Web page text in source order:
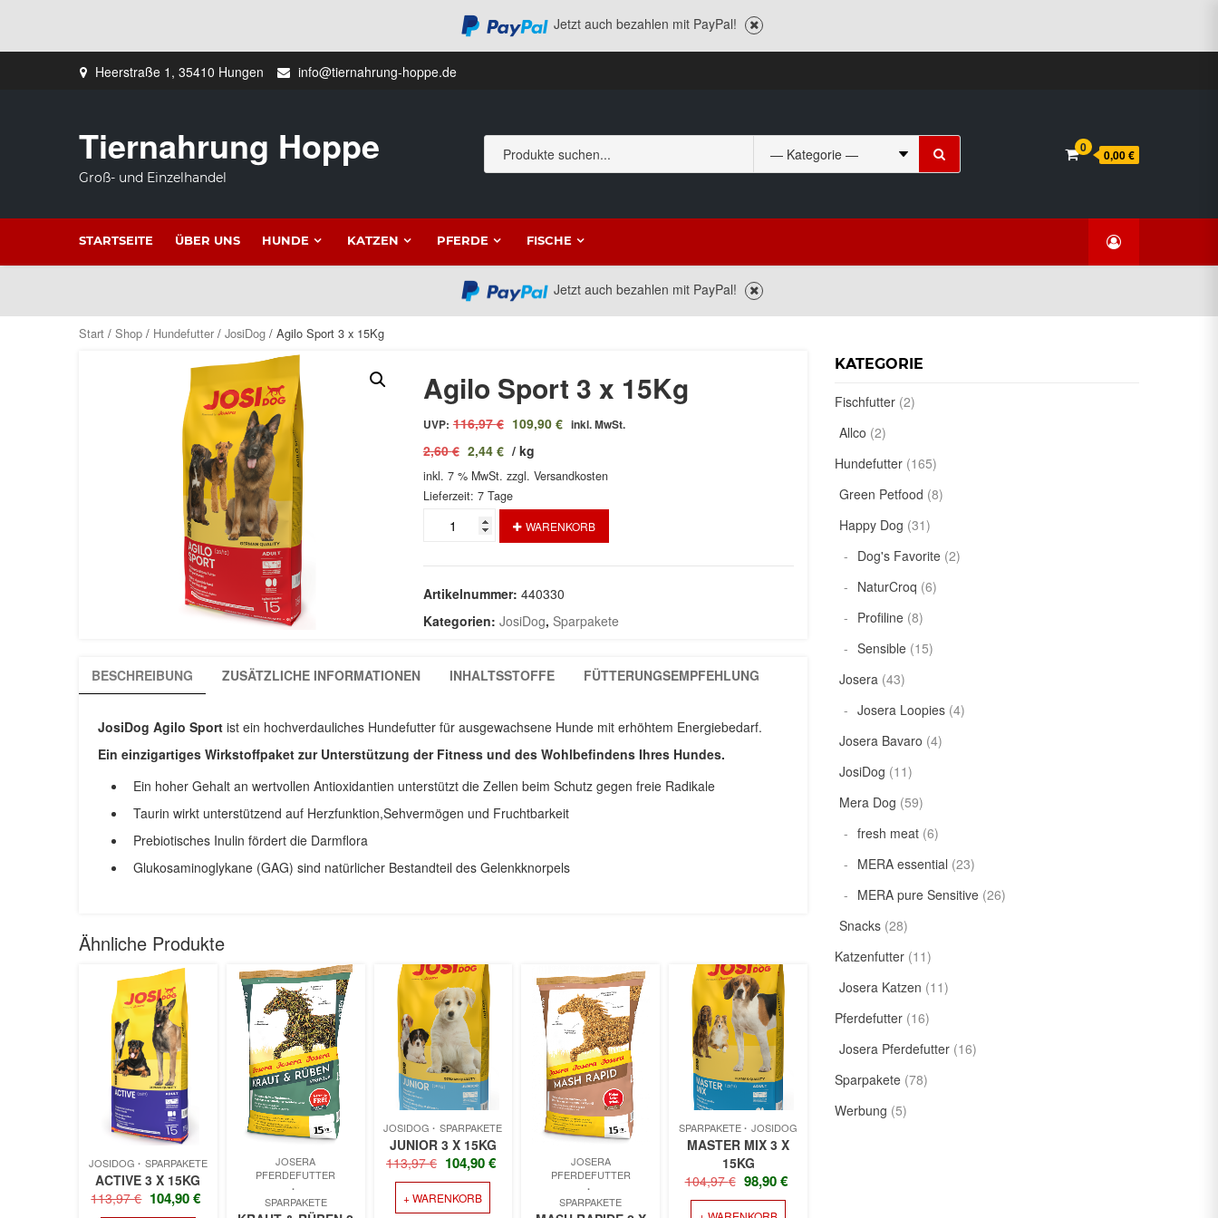
Jetzt auch bezahlen mit PayPal!
Heerstraße 1, 35410 Hungen info@tiernahrung-hoppe.de
Tiernahrung Hoppe
Groß- und Einzelhandel
Suchen
nach:
0 0,00 €
STARTSEITE ÜBER UNS HUNDE KATZEN PFERDE FISCHE
Jetzt auch bezahlen mit PayPal!
Start / Shop / Hundefutter / JosiDog / Agilo Sport 3 x 15Kg
Agilo Sport 3 x 15Kg
UVP: 116,97€ Ursprünglicher
war:
116,97 €
109,90 € Aktueller
109,90 €.
inkl. MwSt.
2,60€ 2,44 € / kg
inkl. 7 % MwSt. zzgl. Versandkosten
Lieferzeit: 7 Tage
Sport
x
15Kg
WARENKORB
Artikelnummer: 440330
Kategorien: JosiDog, Sparpakete
BESCHREIBUNG ZUSÄTZLICHE INFORMATIONEN INHALTSSTOFFE FÜTTERUNGSEMPFEHLUNG
JosiDog Agilo Sport ist ein hochverdauliches Hundefutter für ausgewachsene Hunde mit erhöhtem Energiebedarf.
Ein einzigartiges Wirkstoffpaket zur Unterstützung der Fitness und des Wohlbefindens Ihres Hundes.
Ein hoher Gehalt an wertvollen Antioxidantien unterstützt die Zellen beim Schutz gegen freie Radikale
Taurin wirkt unterstützend auf Herzfunktion,Sehvermögen und Fruchtbarkeit
Prebiotisches Inulin fördert die Darmflora
Glukosaminoglykane (GAG) sind natürlicher Bestandteil des Gelenkknorpels
Ähnliche Produkte
JOSIDOG SPARPAKETE
ACTIVE 3 X 15KG
113,97€ URSPRÜNGLICHER
104,90€
AKTUELLER
JOSERA
PFERDEFUTTER
SPARPAKETE
JOSIDOG SPARPAKETE
JUNIOR 3 X 15KG
113,97€ URSPRÜNGLICHER
PREIS
WAR:
104,90€
AKTUELLER
+ WARENKORB
JOSERA
PFERDEFUTTER
SPARPAKETE
SPARPAKETE JOSIDOG
MASTER MIX 3 X
15KG
104,97€ URSPRÜNGLICHER
PREIS
98,90€
KATEGORIE
Fischfutter (2)
Allco (2)
Hundefutter (165)
Green Petfood (8)
Happy Dog (31)
Dog's Favorite (2)
NaturCroq (6)
Profiline (8)
Sensible (15)
Josera (43)
Josera Loopies (4)
Josera Bavaro (4)
JosiDog (11)
Mera Dog (59)
fresh meat (6)
MERA essential (23)
MERA pure Sensitive (26)
Snacks (28)
Katzenfutter (11)
Josera Katzen (11)
Pferdefutter (16)
Josera Pferdefutter (16)
Sparpakete (78)
Werbung (5)